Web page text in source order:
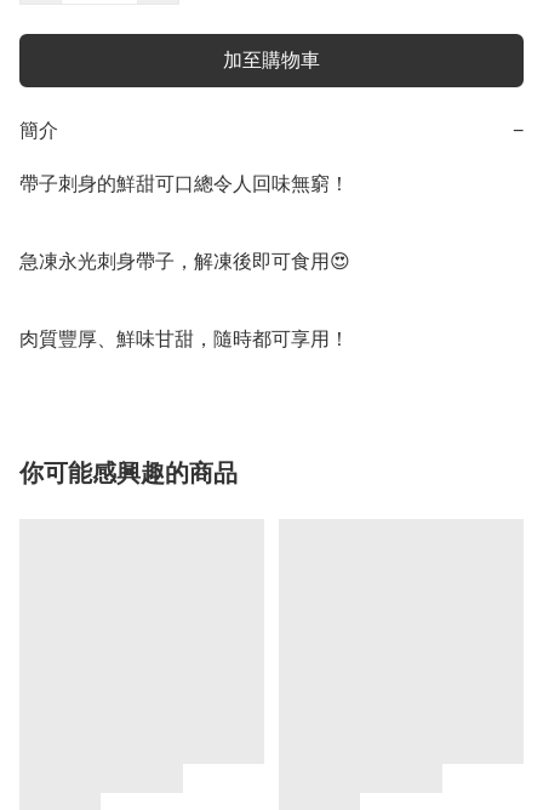
加至購物車
簡介 −
帶子刺身的鮮甜可口總令人回味無窮！
急凍永光刺身帶子，解凍後即可食用😍
你可能感興趣的商品